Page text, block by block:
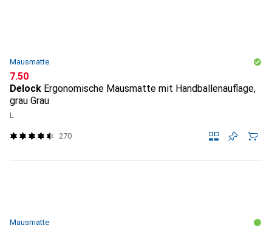
Mausmatte
CHF
7.50
Delock Ergonomische Mausmatte mit Handballenauflage,
grau Grau
L
270
Mausmatte